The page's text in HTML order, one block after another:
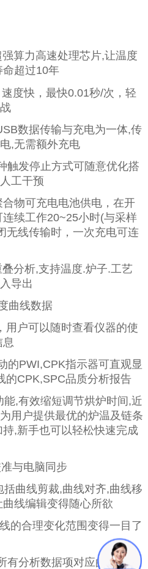
强算力高速处理芯片,让温度
命超过10年
速度快，最快0.01秒/次，轻
数据传输与充电为一体,传
,无需额外充电
触发停止方式可随意优化搭
工干预
合物可充电电池供电，在开
连续工作20~25小时(与采样
无线传输时，一次充电可连
分析,支持温度.炉子.工艺
导出
曲线数据
用户可以随时查看仪器的使
的PWI,CPK指示器可直观显
的CPK,SPC品质分析报告
能,有效缩短调节烘炉时间,近
用户提供最优的炉温及链条
持,新手也可以轻松快速完成
与电脑同步
括曲线剪裁,曲线对齐,曲线移
曲线编辑变得随心所欲
的合理变化范围变得一目了
有分析数据项对应的曲线区